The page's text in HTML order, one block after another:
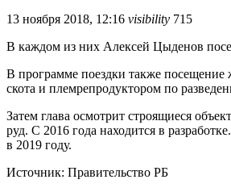
13 ноября 2018, 12:16 visibility 715
В каждом из них Алексей Цыденов
В программе поездки также посещение
скота и племрепродуктором по
Затем глава осмотрит строящиеся
руд. С 2016 года находится в
в 2019 году.
Источник: Правительство РБ